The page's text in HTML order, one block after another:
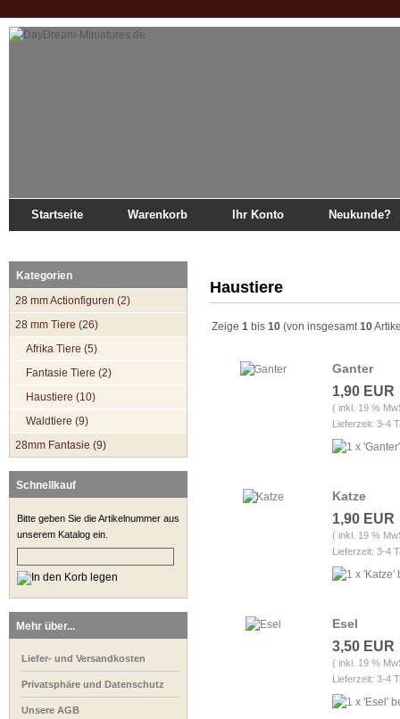
Startseite Warenkorb Ihr Konto Neukunde?
Kategorien
28 mm Actionfiguren (2)
28 mm Tiere (26)
Afrika Tiere (5)
Fantasie Tiere (2)
Haustiere (10)
Waldtiere (9)
28mm Fantasie (9)
Schnellkauf
Bitte geben Sie die Artikelnummer aus
unserem Katalog ein.
Mehr über...
Liefer- und Versandkosten
Privatsphäre und Datenschutz
Unsere AGB
Haustiere
Zeige 1 bis 10 (von insgesamt10
Ganter
1,90 EUR
( inkl. 19 %
Lieferzeit: 3-4
Katze
1,90 EUR
( inkl. 19 %
Lieferzeit: 3-4
Esel
3,50 EUR
( inkl. 19 %
Lieferzeit: 3-4